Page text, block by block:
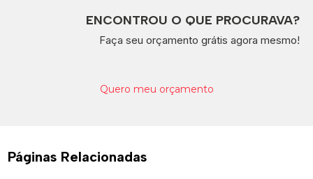
ENCONTROU O QUE PROCURAVA?
Faça seu orçamento grátis agora mesmo!
Quero meu orçamento
Páginas Relacionadas